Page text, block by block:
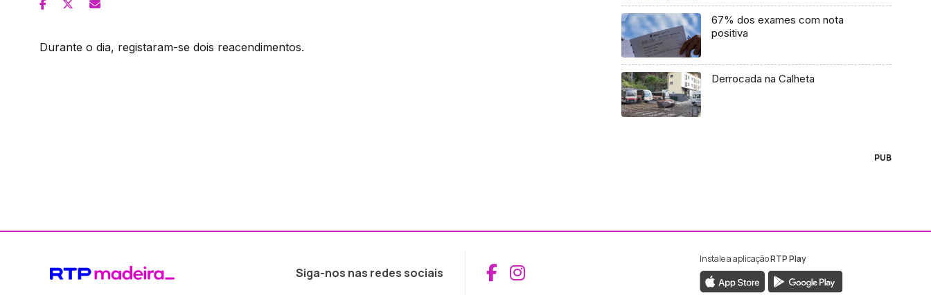
Durante o dia, registaram-se dois reacendimentos.
67% dos exames com nota
positiva
Derrocada na Calheta
PUB
Siga-nos nas redes sociais Aceder ao Facebook da RTP Madeira
Aceder ao Instagram da RTP Madeira
Instale a aplicaçãoRTP Play